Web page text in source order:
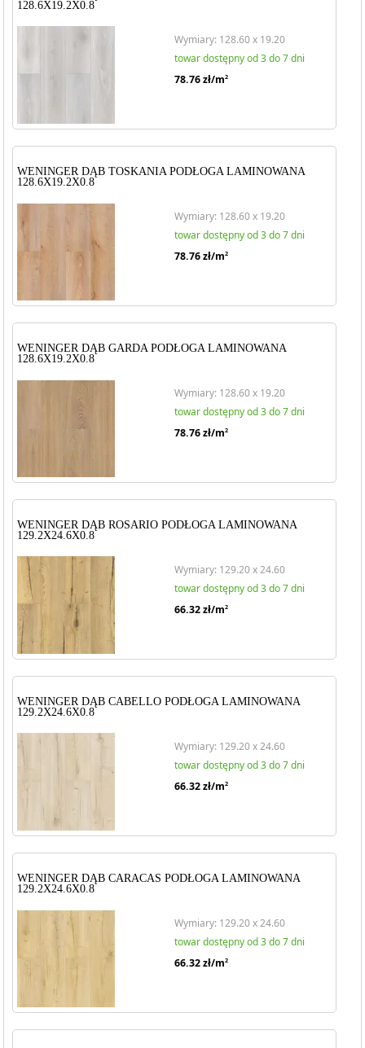
128.6X19.2X0.8
Wymiary: 128.60 x 19.20
towar dostępny od 3 do 7 dni
78.76zł/m2
WENINGER DĄB TOSKANIA PODŁOGA LAMINOWANA
128.6X19.2X0.8
Wymiary: 128.60 x 19.20
towar dostępny od 3 do 7 dni
78.76zł/m2
WENINGER DĄB GARDA PODŁOGA LAMINOWANA
128.6X19.2X0.8
Wymiary: 128.60 x 19.20
towar dostępny od 3 do 7 dni
78.76zł/m2
WENINGER DĄB ROSARIO PODŁOGA LAMINOWANA
129.2X24.6X0.8
Wymiary: 129.20 x 24.60
towar dostępny od 3 do 7 dni
66.32zł/m2
WENINGER DĄB CABELLO PODŁOGA LAMINOWANA
129.2X24.6X0.8
Wymiary: 129.20 x 24.60
towar dostępny od 3 do 7 dni
66.32zł/m2
WENINGER DĄB CARACAS PODŁOGA LAMINOWANA
129.2X24.6X0.8
Wymiary: 129.20 x 24.60
towar dostępny od 3 do 7 dni
66.32zł/m2